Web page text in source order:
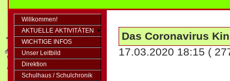
Willkommen!
AKTUELLE AKTIVITÄTEN
WICHTIGE INFOS
Unser Leitbild
Direktion
Schulhaus / Schulchronik
Das Coronavirus
17.03.2020 18:15 (